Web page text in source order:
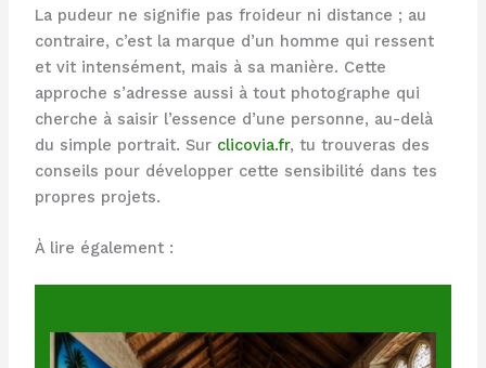
La pudeur ne signifie pas froideur ni distance ; au
contraire, c’est la marque d’un homme qui ressent
et vit intensément, mais à sa manière. Cette
approche s’adresse aussi à tout photographe qui
cherche à saisir l’essence d’une personne, au-delà
du simple portrait. Sur clicovia.fr, tu trouveras des
conseils pour développer cette sensibilité dans tes
propres projets.
À lire également :